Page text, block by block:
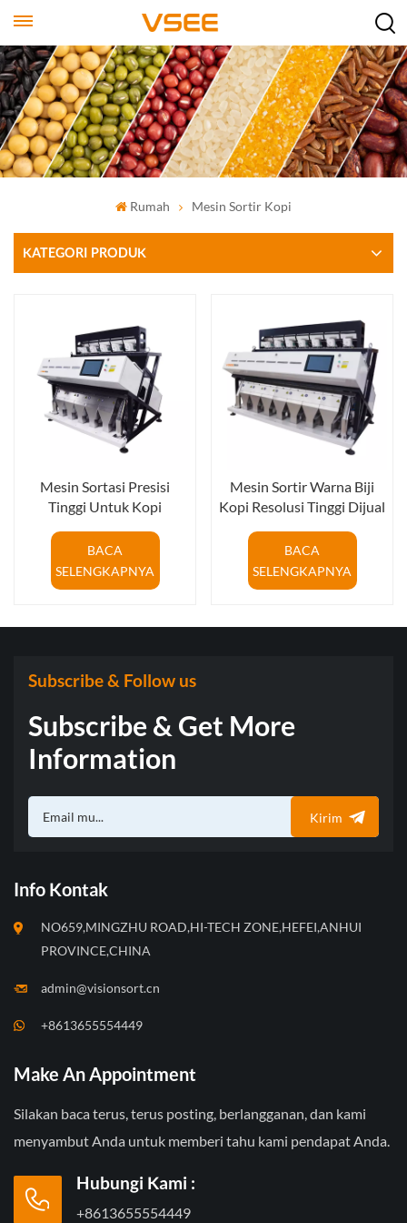
Rumah Mesin Sortir Kopi
KATEGORI PRODUK
Mesin Sortasi Presisi
Tinggi Untuk Kopi
BACA
SELENGKAPNYA
Mesin Sortir Warna Biji
Kopi Resolusi Tinggi Dijual
BACA
SELENGKAPNYA
Subscribe & Follow us
Subscribe & Get More
Information
Kirim
Info Kontak
NO659,MINGZHU ROAD,HI-TECH ZONE,HEFEI,ANHUI
PROVINCE,CHINA
admin@visionsort.cn
+8613655554449
Make An Appointment
Silakan baca terus, terus posting, berlangganan, dan kami
menyambut Anda untuk memberi tahu kami pendapat Anda.
Hubungi Kami :
+8613655554449